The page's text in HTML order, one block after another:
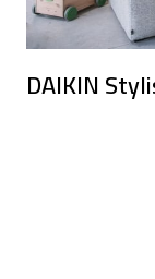
DAIKIN